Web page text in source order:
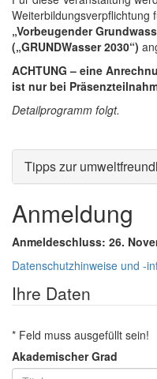
Weiterbildungsverpflichtung
„Vorbeugender
(„GRUNDWasser 2030“)
ACHTUNG – eine
ist nur bei
Detailprogramm folgt.
Tipps zur
Anmeldung
Anmeldeschluss: 26.
Datenschutzhinweise und -
Ihre Daten
* Feld muss ausgefüllt sein!
Akademischer Grad